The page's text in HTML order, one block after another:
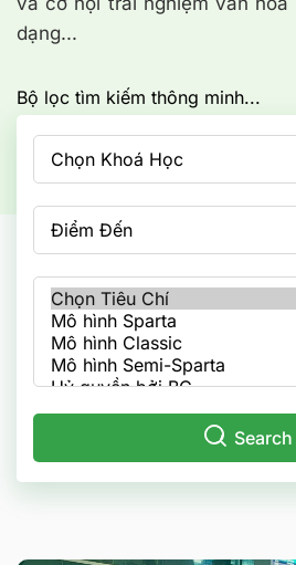
dạng...
Bộ lọc tìm kiếm thông minh...
Chọn Khoá Học
Điểm Đến
Search